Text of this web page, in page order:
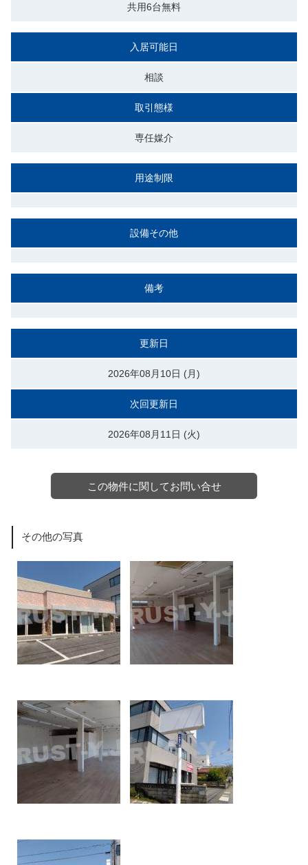
共用6台無料
入居可能日
相談
取引態様
専任媒介
用途制限
設備その他
備考
更新日
2026年08月10日 (月)
次回更新日
2026年08月11日 (火)
この物件に関してお問い合せ
その他の写真